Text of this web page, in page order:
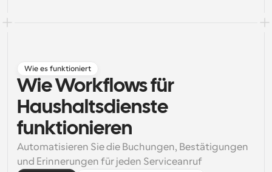
Supercharged Planung mit KI-gestützten Anrufen
Bleiben Sie auf dem Laufenden über die neuesten
Nachrichten und Updates.
Sofortige Besprechungen
Treffen Sie sich in wenigen Minuten mit Kunden
Dynamische Gruppenlinks
Nahtlos Meetings mit mehreren Personen buchen
Wie es funktioniert
Wie Workflows für
Haushaltsdienste
funktionieren
Automatisieren Sie die Buchungen, Bestätigungen
und Erinnerungen für jeden Serviceanruf